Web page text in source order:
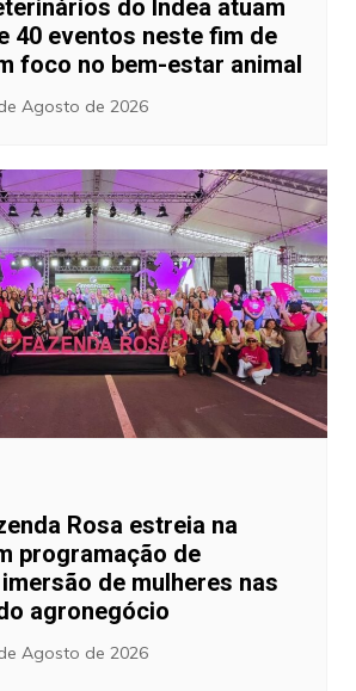
do Indea atuam
40 eventos neste fim de
foco no bem-estar animal
Agosto de 2026
Rosa estreia na
programação de
de mulheres nas
agronegócio
Agosto de 2026